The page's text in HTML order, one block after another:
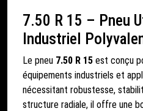
7.50 R 15 – Pneu
Industriel
Le pneu 7.50 R 15 est conçu
équipements industriels et
nécessitant robustesse,
structure radiale, il offre une